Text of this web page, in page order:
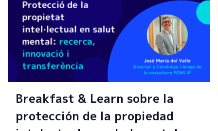
Breakfast & Learn sobre la
protección de la propiedad